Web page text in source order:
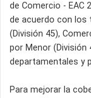
de Comercio - EAC
de acuerdo con los
(División 45),
por Menor (División
departamentales y
Para mejorar la